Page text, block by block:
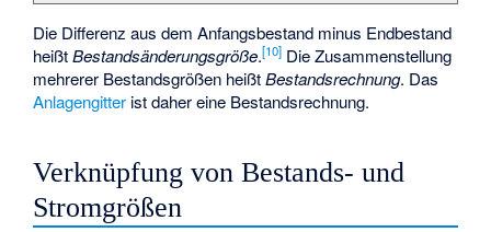
Die Differenz aus dem Anfangsbestand minus Endbestand
heißtBestandsänderungsgröße.[10] Die Zusammenstellung
mehrerer Bestandsgrößen heißtBestandsrechnung. Das
Anlagengitter ist daher eine Bestandsrechnung.
Verknüpfung von Bestands- und
Stromgrößen